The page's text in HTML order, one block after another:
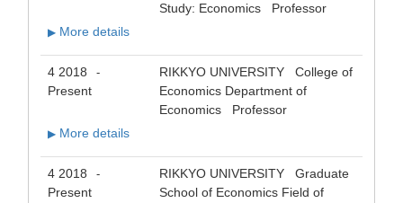
Study: Economics Professor
▶ More details
4 2018 -
Present
RIKKYO UNIVERSITY College of
Economics Department of
Economics Professor
▶ More details
4 2018 -
Present
RIKKYO UNIVERSITY Graduate
School of Economics Field of